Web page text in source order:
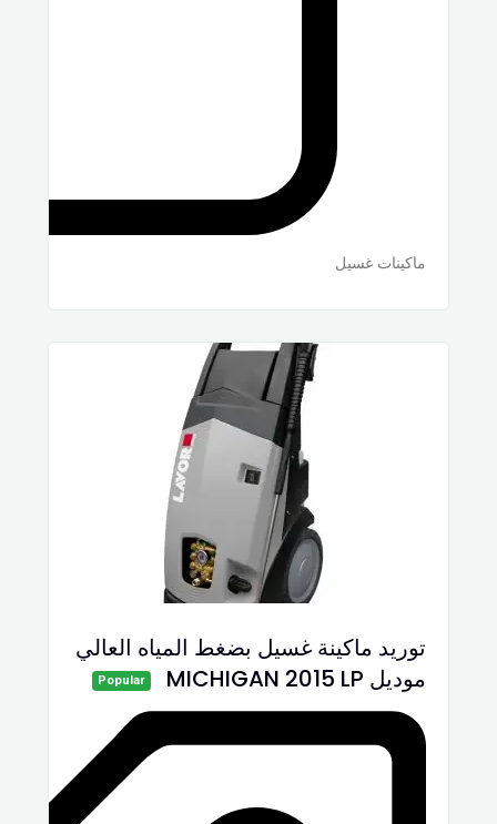
ماكينات غسيل
توريد ماكينة غسيل بضغط المياه العالي
موديل MICHIGAN 2015 LP
Popular